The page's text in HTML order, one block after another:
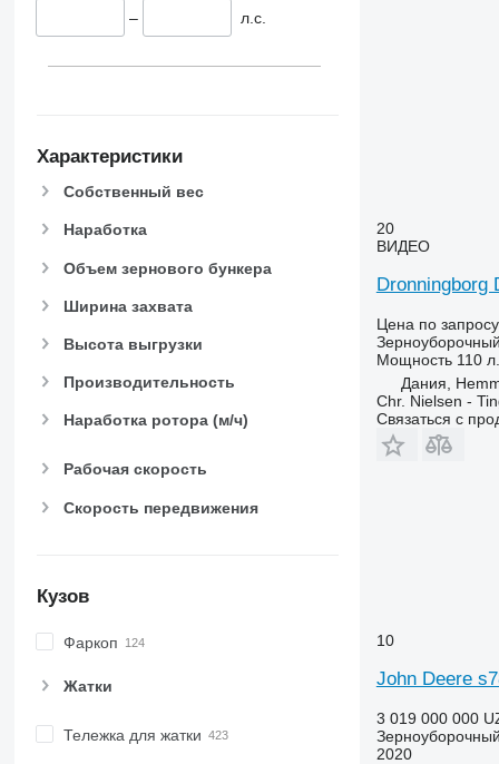
– л.с.
Характеристики
Собственный вес
Наработка
Объем зернового бункера
Ширина захвата
Высота выгрузки
Производительность
Наработка ротора (м/ч)
Рабочая скорость
Скорость передвижения
Кузов
Фаркоп
Жатки
Тележка для жатки
20
ВИДЕО
Dronningborg
Цена по запросу
Мощность 110
Дания,
Chr. Nielsen -
Связаться с
10
John Deere
3 019 000 000
2020